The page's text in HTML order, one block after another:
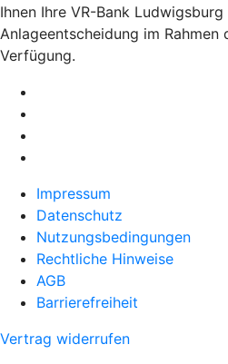
Ihnen Ihre VR-Bank
Anlageentscheidung im Rahmen
Verfügung.
Impressum
Datenschutz
Nutzungsbedingungen
Rechtliche Hinweise
AGB
Barrierefreiheit
Vertrag widerrufen